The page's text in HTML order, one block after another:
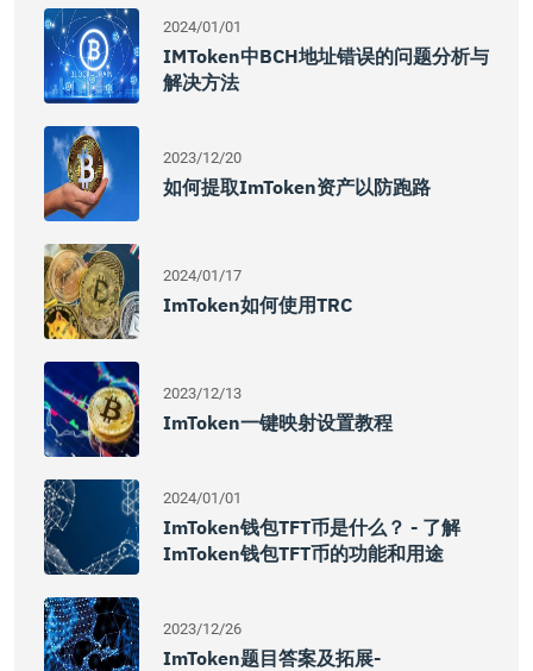
2024/01/01
IMToken中BCH地址错误的问题分析与
解决方法
2023/12/20
如何提取imToken资产以防跑路
2024/01/17
ImToken如何使用TRC
2023/12/13
ImToken一键映射设置教程
2024/01/01
ImToken钱包TFT币是什么？ - 了解
ImToken钱包TFT币的功能和用途
2023/12/26
ImToken题目答案及拓展-